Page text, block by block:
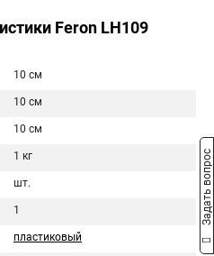
Feron LH109
10 см
10 см
10 см
1 кг
шт.
1
пластиковый
Задать вопрос